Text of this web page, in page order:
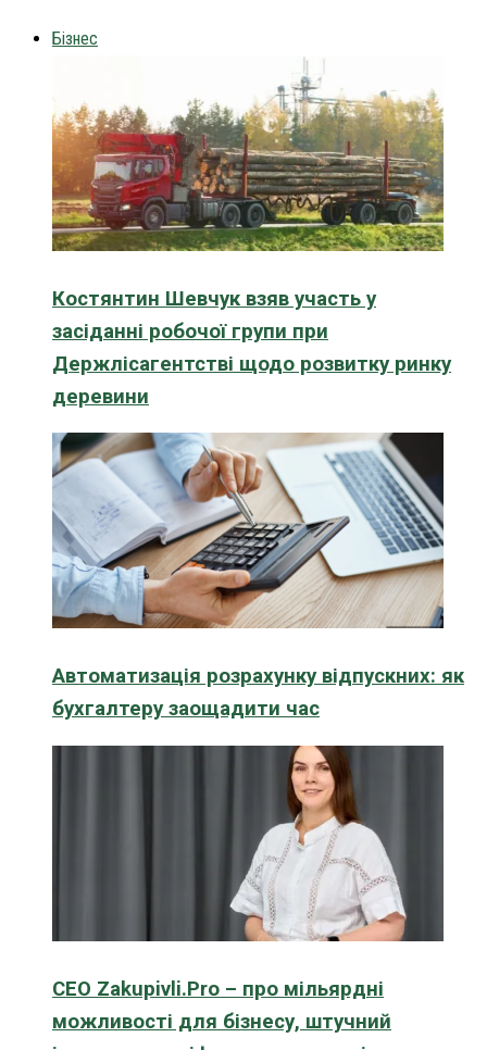
Бізнес
Костянтин Шевчук взяв участь у
засіданні робочої групи при
Держлісагентстві щодо розвитку ринку
деревини
Автоматизація розрахунку відпускних: як
бухгалтеру заощадити час
CEO Zakupivli.Pro – про мільярдні
можливості для бізнесу, штучний